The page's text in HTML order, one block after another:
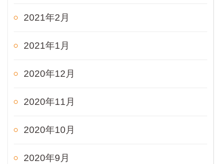
2021年2月
2021年1月
2020年12月
2020年11月
2020年10月
2020年9月